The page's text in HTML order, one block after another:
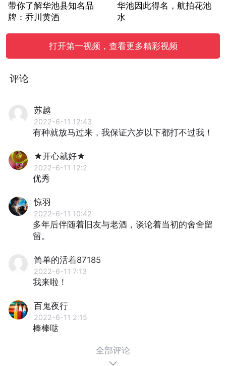
带你了解华池县知名品
牌：乔川黄酒
华池因此得名，航拍花池
水
打开第一视频，查看更多精彩视频
评论
苏越
2022-6-11 12:43
有种就放马过来，我保证六岁以下都打不过我！
★开心就好★
2022-6-11 12:2
优秀
惊羽
2022-6-11 10:42
多年后伴随着旧友与老酒，谈论着当初的舍舍留
留。
简单的活着87185
2022-6-11 7:13
我来啦！
百鬼夜行
2022-6-11 2:15
棒棒哒
全部评论